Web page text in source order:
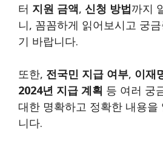
터 지원 금액, 신청 방법까지
니, 꼼꼼하게 읽어보시고 궁
기 바랍니다.
또한, 전국민 지급 여부, 이재
2024년 지급 계획 등 여러 궁
대한 명확하고 정확한 내용을
니다.